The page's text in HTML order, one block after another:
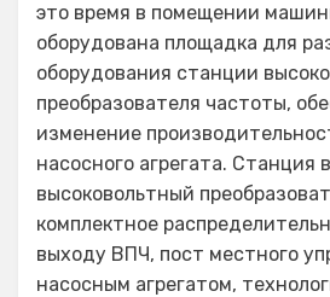
это время в помещении
оборудована площадка для
оборудования станции
преобразователя частоты,
изменение
насосного агрегата. Станция
высоковольтный
комплектное
выходу ВПЧ, пост местного
насосным агрегатом,